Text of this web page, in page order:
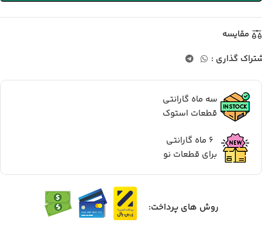
مقایسه
گذاری :
سه ماه گارانتی
قطعات استوک
6 ماه گارانتی
برای قطعات نو
روش های پرداخت: